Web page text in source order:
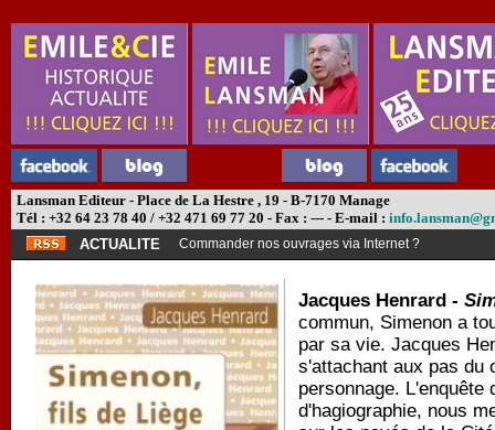
Lansman Editeur - Place de La Hestre , 19 - B-7170 Manage
Tél : +32 64 23 78 40 / +32 471 69 77 20 - Fax : --- - E-mail :
ACTUALITE
Commander nos ouvrages via Internet ?
Jacques Henrard -
commun, Simenon a
par sa vie. Jacques
s'attachant aux pas du
personnage.
d'hagiographie, nous